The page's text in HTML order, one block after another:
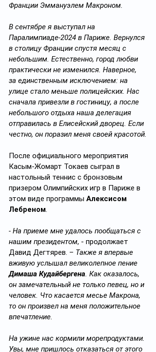
Франции Эммануэлем Макроном.
В сентябре я выступал на
Паралимпиаде-2024 в Париже. Вернулся
в столицу Франции спустя месяц с
небольшим. Естественно, город любви
практически не изменился. Наверное,
за единственным исключением: на
улице стало меньше полицейских. Нас
сначала привезли в гостиницу, а после
небольшого отдыха наша делегация
отправилась в Елисейский дворец. Если
честно, он поразил меня своей красотой.
После официального мероприятия
Касым-Жомарт Токаев сыграл в
настольный теннис с бронзовым
призером Олимпийских игр в Париже в
этом виде программы Алексисом
Лебреном.
- На приеме мне удалось пообщаться с
нашим президентом, - продолжает
Давид Дегтярев. – Также я впервые
вживую услышал великолепное пение
Димаша Кудайбергена. Как оказалось,
он замечательный не только певец, но и
человек. Что касается месье Макрона,
то он произвел на меня положительное
впечатление.
На ужине нас кормили морепродуктами.
Увы, мне пришлось отказаться от этого